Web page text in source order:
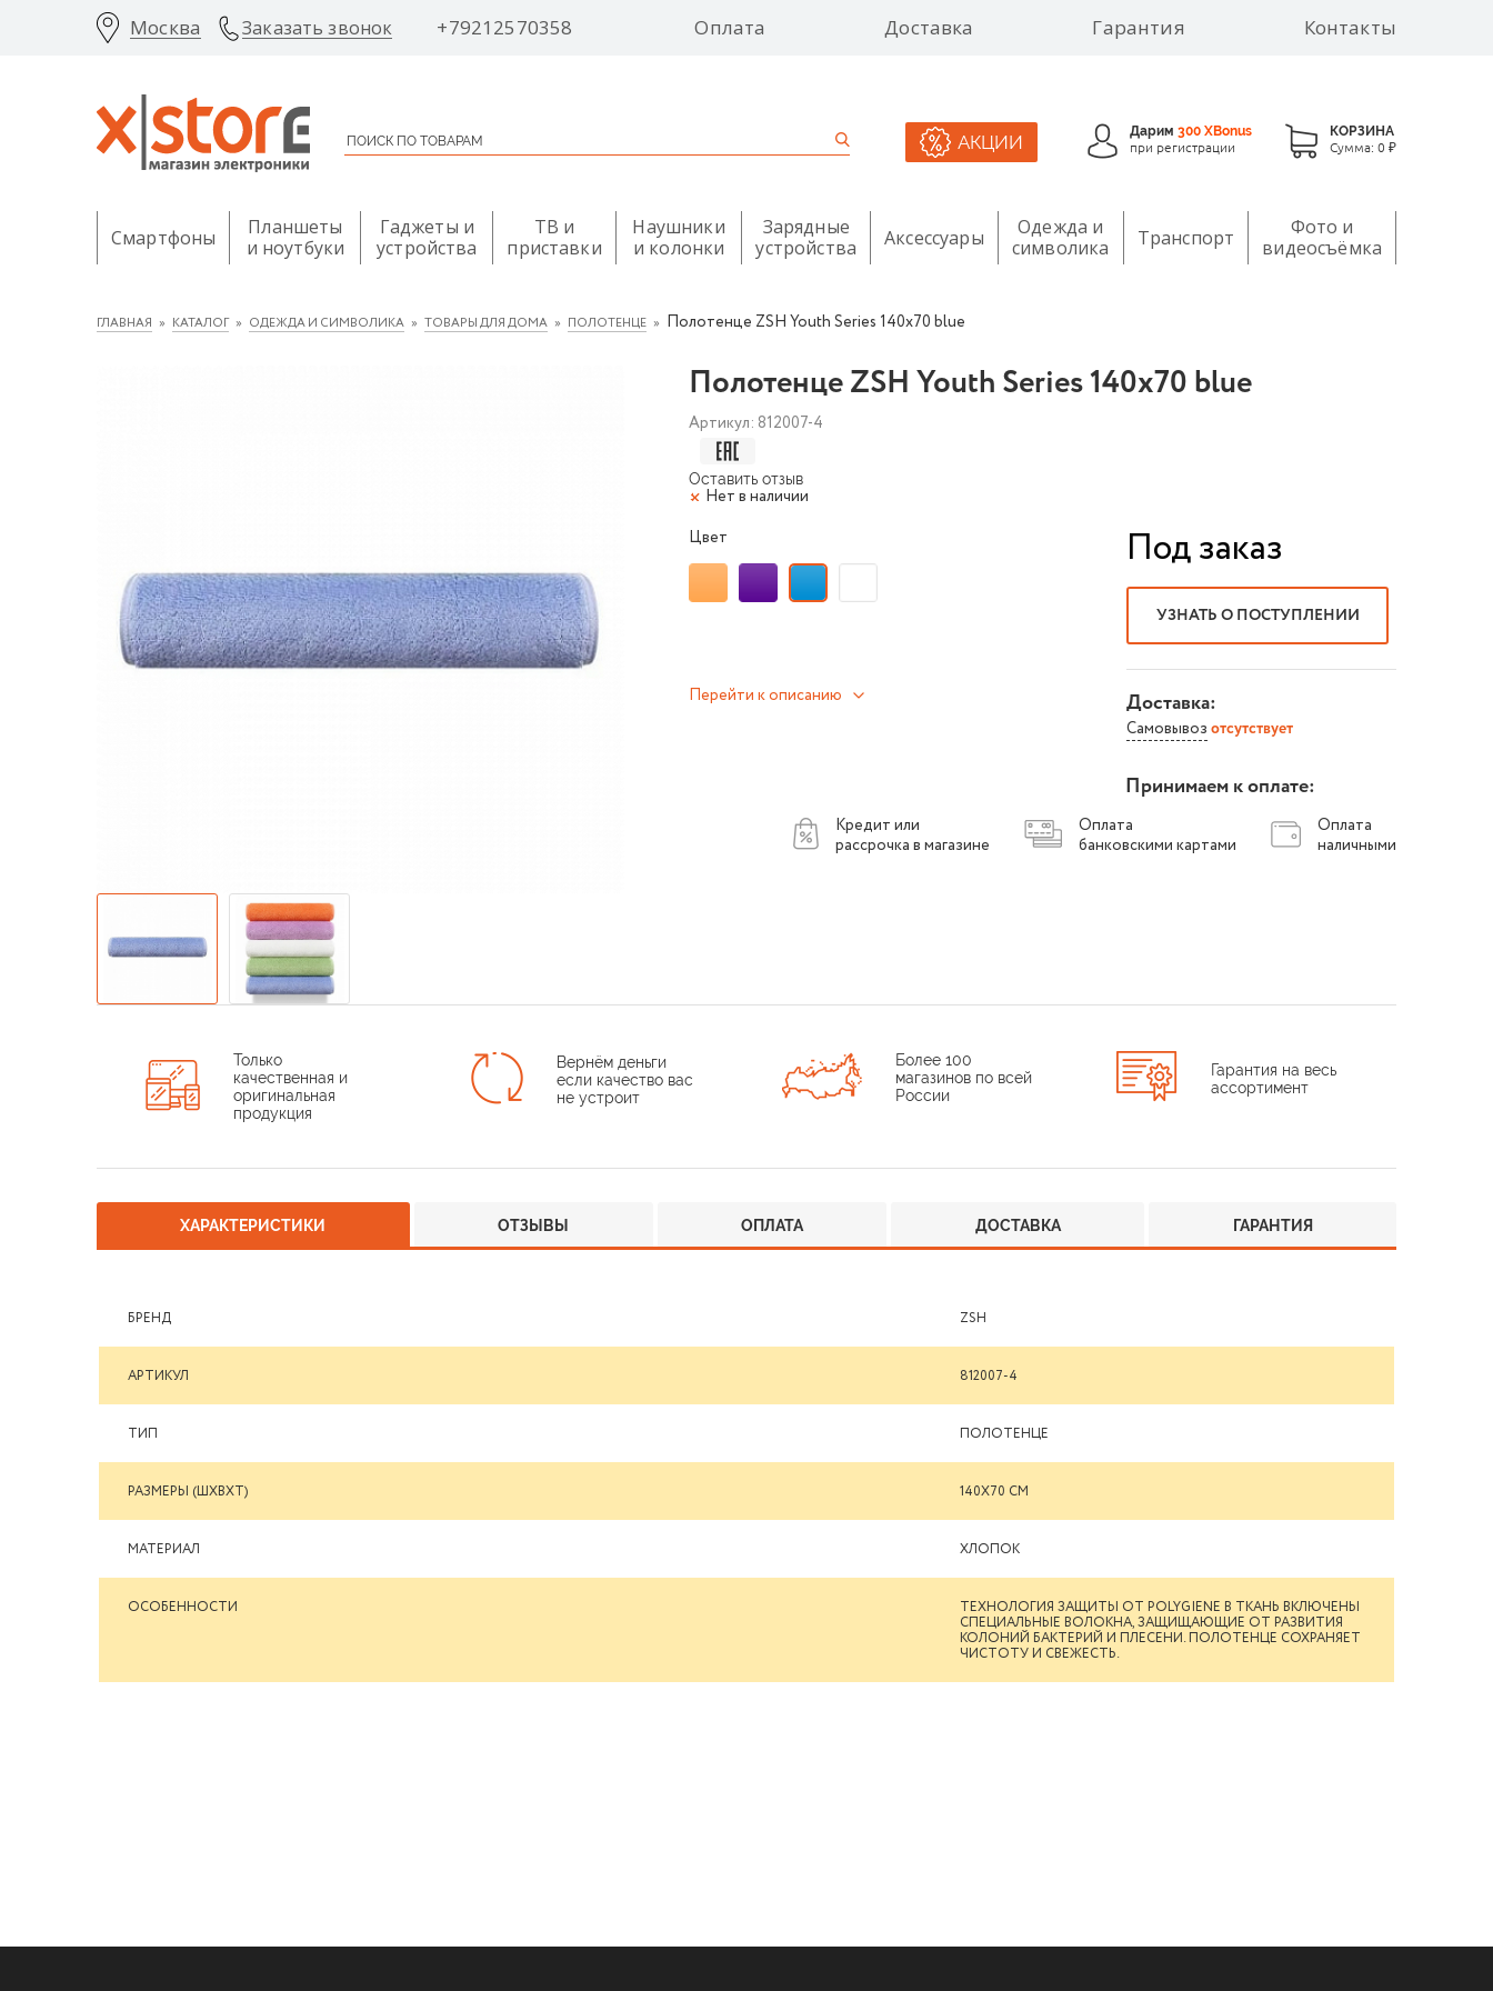
Москва Заказать звонок +79212570358 Оплата Доставка Гарантия Контакты
АКЦИИ
Дарим 300 XBonus
при регистрации
КОРЗИНА
Сумма: 0 ₽
Смартфоны
Планшеты
и ноутбуки
Гаджеты и
устройства
ТВ и
приставки
Наушники
и колонки
Зарядные
устройства
Аксессуары
Одежда и
символика
Транспорт
Фото и
видеосъёмка
ГЛАВНАЯ КАТАЛОГ ОДЕЖДА И СИМВОЛИКА ТОВАРЫ ДЛЯ ДОМА ПОЛОТЕНЦЕ Полотенце ZSH Youth Series 140х70 blue
Полотенце ZSH Youth Series 140х70 blue
Артикул: 812007-4
Оставить отзыв
Нет в наличии
Цвет
Перейти к описанию
Под заказ
УЗНАТЬ О ПОСТУПЛЕНИИ
Доставка:
Самовывоз отсутствует
Принимаем к оплате:
Оплата
наличными
Оплата
банковскими картами
Кредит или
рассрочка в магазине
Только
качественная и
оригинальная
продукция
Вернём деньги
если качество вас
не устроит
Более 100
магазинов по всей
России
Гарантия на весь
ассортимент
ХАРАКТЕРИСТИКИ ОТЗЫВЫ ОПЛАТА ДОСТАВКА ГАРАНТИЯ
БРЕНД ZSH
АРТИКУЛ 812007-4
ТИП ПОЛОТЕНЦЕ
РАЗМЕРЫ (ШXВXТ) 140Х70 СМ
МАТЕРИАЛ ХЛОПОК
ОСОБЕННОСТИ
ТЕХНОЛОГИЯ ЗАЩИТЫ ОТ POLYGIENE В ТКАНЬ ВКЛЮЧЕНЫ
СПЕЦИАЛЬНЫЕ ВОЛОКНА, ЗАЩИЩАЮЩИЕ ОТ РАЗВИТИЯ
КОЛОНИЙ БАКТЕРИЙ И ПЛЕСЕНИ. ПОЛОТЕНЦЕ СОХРАНЯЕТ
ЧИСТОТУ И СВЕЖЕСТЬ.